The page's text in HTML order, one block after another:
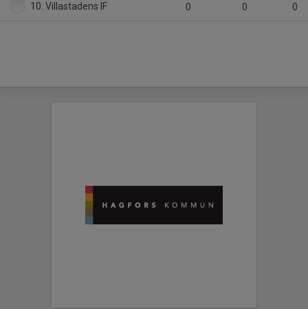
10. Villastadens IF 0 0 0